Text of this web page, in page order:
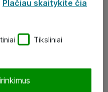
Plačiau skaitykite čia
Tiksliniai